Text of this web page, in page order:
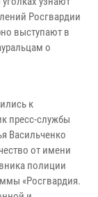
Росгвардии
выступают в
о
к
пресс-службы
Васильченко
от имени
полиции
«Росгвардия.